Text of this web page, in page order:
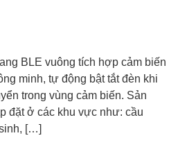
BLE vuông tích hợp cảm biến
minh, tự động bật tắt đèn khi
trong vùng cảm biến. Sản
đặt ở các khu vực như: cầu
[…]